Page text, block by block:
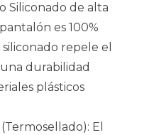
Siliconado de alta
es 100%
repele el
durabilidad
plásticos
El